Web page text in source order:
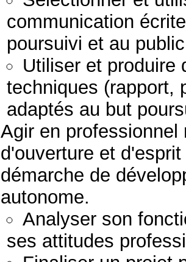
communication
poursuivi et au
Utiliser et produire
techniques (rapport,
adaptés au but
Agir en
d'ouverture et
démarche de
autonome.
Analyser son
ses attitudes